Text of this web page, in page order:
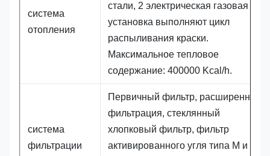
система
отопления
стали, 2 электрическая газовая
установка выполняют цикл
распыливания краски.
Максимальное тепловое
содержание: 400000 Kcal/h.
система
фильтрации
Первичный фильтр, расширенная
фильтрация, стеклянный
хлопковый фильтр, фильтр
активированного угля типа M и